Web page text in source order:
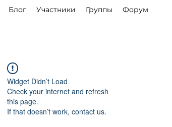
Блог Участники Группы Форум
Widget Didn’t Load
Check your internet and refresh
this page.
If that doesn’t work, contact us.